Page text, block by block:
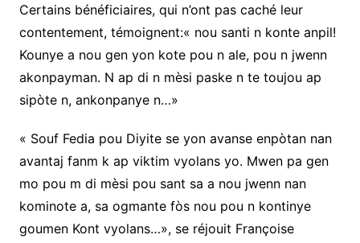
Certains bénéficiaires, qui n’ont pas caché leur
contentement, témoignent:« nou santi n konte anpil!
Kounye a nou gen yon kote pou n ale, pou n jwenn
akonpayman. N ap di n mèsi paske n te toujou ap
sipòte n, ankonpanye n…»
« Souf Fedia pou Diyite se yon avanse enpòtan nan
avantaj fanm k ap viktim vyolans yo. Mwen pa gen
mo pou m di mèsi pou sant sa a nou jwenn nan
kominote a, sa ogmante fòs nou pou n kontinye
goumen Kont vyolans…», se réjouit Françoise